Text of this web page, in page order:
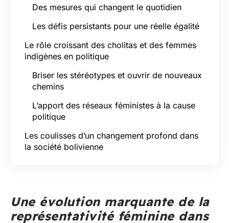
Des mesures qui changent le quotidien
Les défis persistants pour une réelle égalité
Le rôle croissant des cholitas et des femmes
indigènes en politique
Briser les stéréotypes et ouvrir de nouveaux
chemins
L’apport des réseaux féministes à la cause
politique
Les coulisses d’un changement profond dans
la société bolivienne
Une évolution marquante de la
représentativité féminine dans